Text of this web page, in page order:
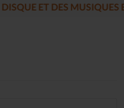
LES ALLUMÉS